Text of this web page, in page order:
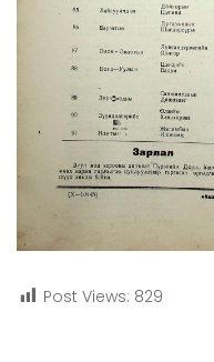
Post Views: 829